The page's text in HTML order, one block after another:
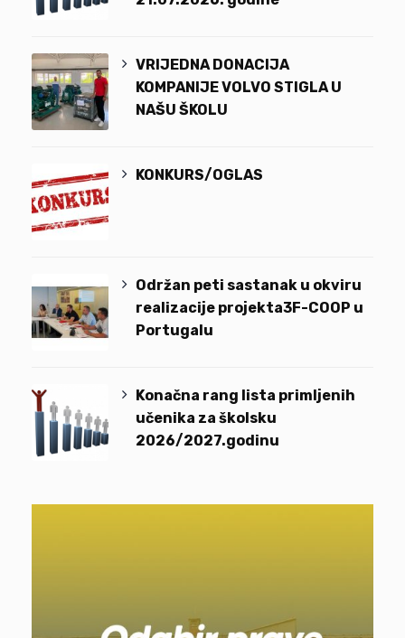
VRIJEDNA DONACIJA
KOMPANIJE VOLVO STIGLA U
NAŠU ŠKOLU
KONKURS/OGLAS
Održan peti sastanak u okviru
realizacije projekta3F-COOP u
Portugalu
Konačna rang lista primljenih
učenika za školsku
2026/2027.godinu